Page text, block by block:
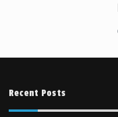
Recent Posts